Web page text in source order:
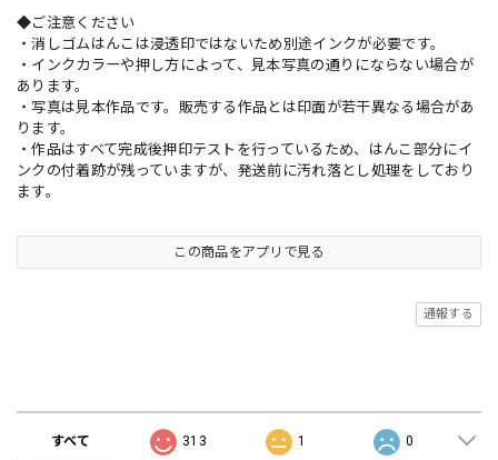
◆ご注意ください
・消しゴムはんこは浸透印ではないため別途インクが必要です。
・インクカラーや押し方によって、見本写真の通りにならない場合が
あります。
・写真は見本作品です。販売する作品とは印面が若干異なる場合があ
ります。
・作品はすべて完成後押印テストを行っているため、はんこ部分にイ
ンクの付着跡が残っていますが、発送前に汚れ落とし処理をしており
ます。
この商品をアプリで見る
通報する
すべて 313 1 0